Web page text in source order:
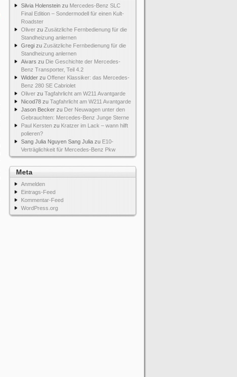
Silvia Holenstein zu Mercedes-Benz SLC
Final Edition – Sondermodell für einen Kult-
Roadster
Oliver zu Zusätzliche Fernbedienung für die
Standheizung anlernen
Gregi zu Zusätzliche Fernbedienung für die
Standheizung anlernen
Aivars zu Die Geschichte der Mercedes-
Benz Transporter, Teil 4.2
Widder zu Offener Klassiker: das Mercedes-
Benz 280 SE Cabriolet
Oliver zu Tagfahrlicht am W211 Avantgarde
Nicod78 zu Tagfahrlicht am W211 Avantgarde
Jason Becker zu Der Neuwagen unter den
Gebrauchten: Mercedes-Benz Junge Sterne
Paul Kersten zu Kratzer im Lack – wann hilft
polieren?
Sang Julia Nguyen Sang Julia zu E10-
Verträglichkeit für Mercedes-Benz Pkw
Meta
Anmelden
Eintrags-Feed
Kommentar-Feed
WordPress.org